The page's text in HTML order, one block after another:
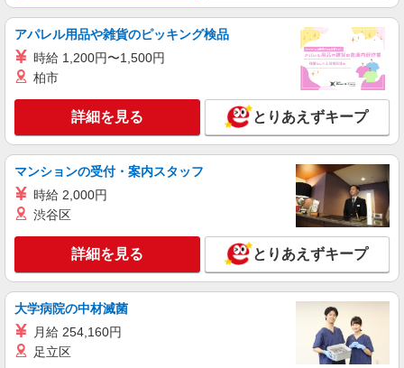
業＋カンタン事務！！
時給1300円
茨城県ひたちなか市／最寄駅：勝田駅 ≪車
通勤可≫ 徒歩7分のところに民間駐車場あり！
キープ 詳細を見る
パーソルテンプスタッフ株式会社 東関東コーディネートセンター
（水戸）/26-0341880
8月開始★［勝田×日勤作業］時給1400円★チ
時給1400円
茨城県ひたちなか市／最寄駅：勝田駅 ≪車
通勤可≫ 徒歩10分のところに民間駐車場あり
キープ 詳細を見る
アパレル用品や雑貨のピッキング検品
時給 1,200円〜1,500円
柏市
詳細を見る とりあえずキープ
マンションの受付・案内スタッフ
時給 2,000円
渋谷区
詳細を見る とりあえずキープ
大学病院の中材滅菌
月給 254,160円
足立区